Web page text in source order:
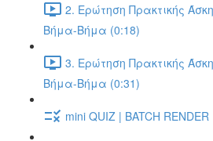
2. Ερώτηση Πρακτικής
Βήμα-Βήμα (0:18)
3. Ερώτηση Πρακτικής
Βήμα-Βήμα (0:31)
mini QUIZ | BATCH RENDER